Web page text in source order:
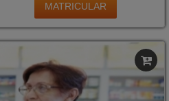
MATRICULAR